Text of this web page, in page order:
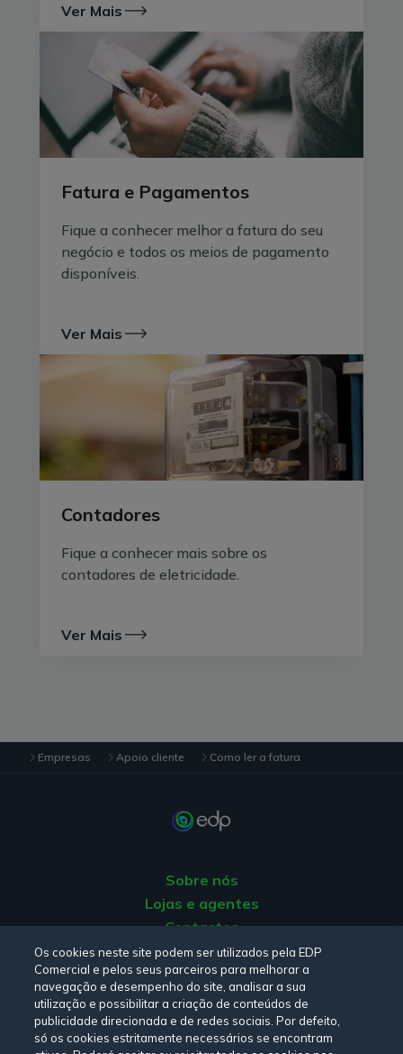
Ver Mais
Fatura e Pagamentos
Fique a conhecer melhor a fatura do seu
negócio e todos os meios de pagamento
disponíveis.
Ver Mais
Contadores
Fique a conhecer mais sobre os
contadores de eletricidade.
Ver Mais
Empresas Apoio cliente Como ler a fatura
Sobre nós
Lojas e agentes
Contactos
Apoio ao Cliente
Origem da energia
Livro de Reclamações
Os cookies neste site podem ser utilizados pela EDP
Comercial e pelos seus parceiros para melhorar a
navegação e desempenho do site, analisar a sua
utilização e possibilitar a criação de conteúdos de
publicidade direcionada e de redes sociais. Por defeito,
só os cookies estritamente necessários se encontram